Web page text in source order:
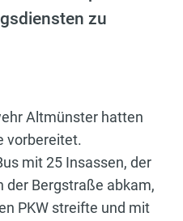
zu
Altmünster hatten
vorbereitet.
mit 25 Insassen, der
der Bergstraße abkam,
PKW streifte und mit